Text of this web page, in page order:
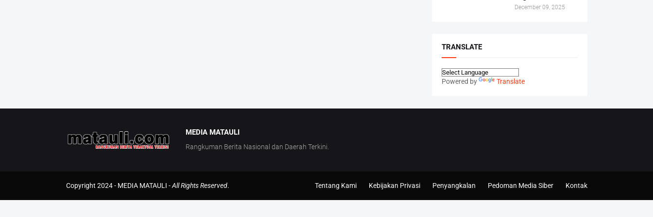
December 09, 2025
TRANSLATE
Powered by Translate
MEDIA MATAULI
Rangkuman Berita Nasional dan Daerah Terkini.
Copyright 2024 - MEDIA MATAULI -All Rights Reserved. Tentang Kami Kebijakan Privasi Penyangkalan Pedoman Media Siber Kontak